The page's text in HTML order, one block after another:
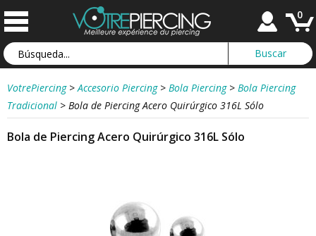
0
VotrePiercing > Accesorio Piercing > Bola Piercing > Bola Piercing
Tradicional > Bola de Piercing Acero Quirúrgico 316L Sólo
Bola de Piercing Acero Quirúrgico 316L Sólo